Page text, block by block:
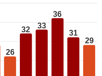
26
32 33
36
31
29